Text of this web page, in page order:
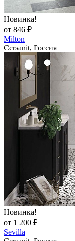
Новинка!
от 846 ₽
Milton
Cersanit, Россия
Новинка!
от 1 200 ₽
Sevilla